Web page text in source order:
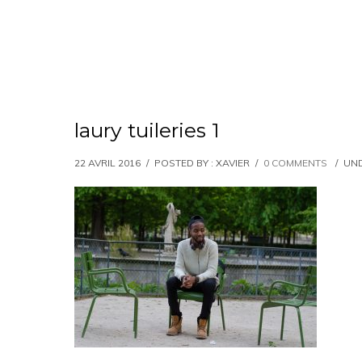
laury tuileries 1
22 AVRIL 2016 / POSTED BY : XAVIER / 0 COMMENTS /